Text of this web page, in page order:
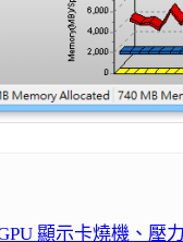
顯示卡燒機、壓